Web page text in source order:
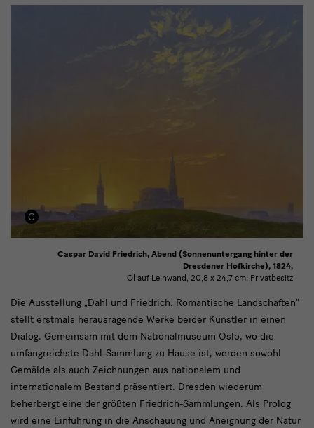
text1
Die Ausstellung „Dahl und Friedrich. Romantische Landschaften“
stellt erstmals herausragende Werke beider Künstler in einen
Dialog. Gemeinsam mit dem Nationalmuseum Oslo, wo die
umfangreichste Dahl-Sammlung zu Hause ist, werden sowohl
Gemälde als auch Zeichnungen aus nationalem und
internationalem Bestand präsentiert. Dresden wiederum
beherbergt eine der größten Friedrich-Sammlungen. Als Prolog
wird eine Einführung in die Anschauung und Aneignung der Natur
Caspar David Friedrich, Abend (Sonnenuntergang hinter der
Dresdener Hofkirche), 1824,
Öl auf Leinwand, 20,8 x 24,7 cm, Privatbesitz